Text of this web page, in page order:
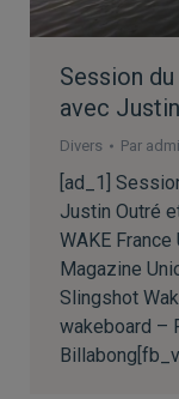
Session
avec
Divers Par
[ad_1]
Justin Outré
WAKE
Magazine
Slingshot
wakeboard –